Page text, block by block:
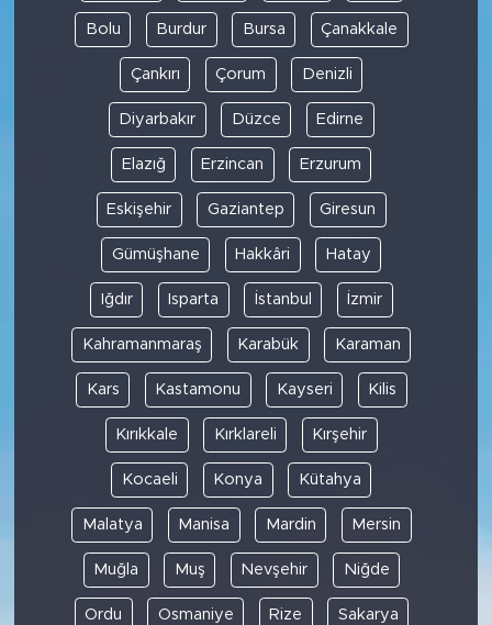
Bolu Burdur Bursa Çanakkale
Çankırı Çorum Denizli
Diyarbakır Düzce Edirne
Elazığ Erzincan Erzurum
Eskişehir Gaziantep Giresun
Gümüşhane Hakkâri Hatay
Iğdır Isparta İstanbul İzmir
Kahramanmaraş Karabük Karaman
Kars Kastamonu Kayseri Kilis
Kırıkkale Kırklareli Kırşehir
Kocaeli Konya Kütahya
Malatya Manisa Mardin Mersin
Muğla Muş Nevşehir Niğde
Ordu Osmaniye Rize Sakarya